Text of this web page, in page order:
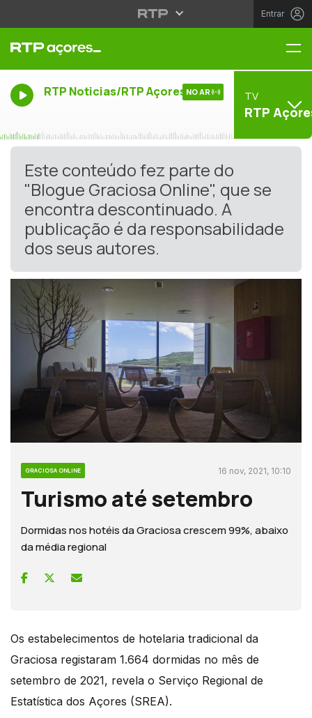
Entrar
RTP Noticias/RTP Açores NO AR TV
RTP
Este conteúdo fez parte do
"Blogue Graciosa Online", que se
encontra descontinuado. A
publicação é da responsabilidade
dos seus autores.
GRACIOSA ONLINE 16 nov, 2021, 10:10
Turismo até setembro
Dormidas nos hotéis da Graciosa crescem 99%, abaixo
da média regional
Os estabelecimentos de hotelaria tradicional da
Graciosa registaram 1.664 dormidas no mês de
setembro de 2021, revela o Serviço Regional de
Estatística dos Açores (SREA).